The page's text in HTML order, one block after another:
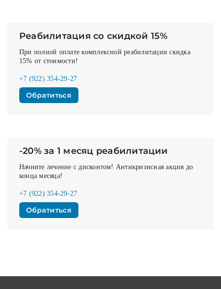
Реабилитация со скидкой 15%
При полной оплате комплексной реабилитации скидка
15% от стоимости!
+7 (922) 354-29-27
Обратиться
-20% за 1 месяц реабилитации
Начните лечение с дисконтом! Антикризисная акция до
конца месяца!
+7 (922) 354-29-27
Обратиться